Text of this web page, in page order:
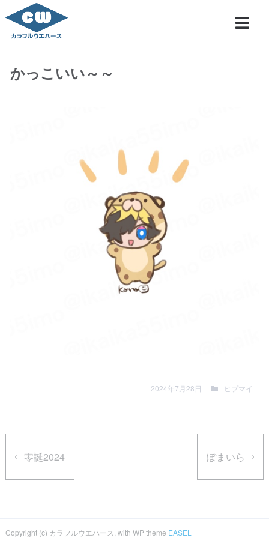
かっこいい～～
2024年7月28日 ヒプマイ
零誕2024 ぽまいら
Copyright (c) カラフルウエハース, with WP theme EASEL